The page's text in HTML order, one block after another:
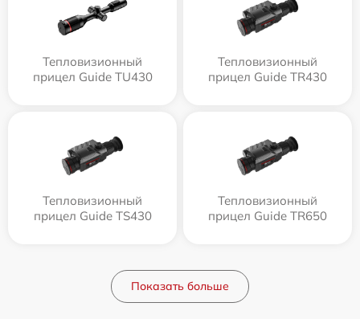
Тепловизионный
прицел Guide TU430
Тепловизионный
прицел Guide TR430
Тепловизионный
прицел Guide TS430
Тепловизионный
прицел Guide TR650
Показать больше